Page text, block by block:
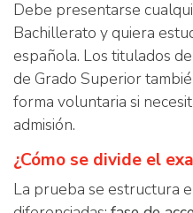
Debe presentarse
Bachillerato y quiera
española. Los titulados
de Grado Superior
forma voluntaria si
admisión.
¿Cómo se divide el
La prueba se estructura